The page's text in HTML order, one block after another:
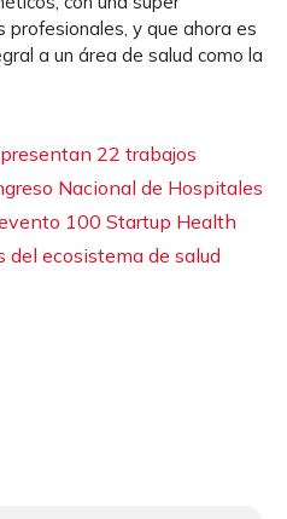
profesionales, y que ahora es
a un área de salud como la
22 trabajos
Nacional de Hospitales
100 Startup Health
ecosistema de salud